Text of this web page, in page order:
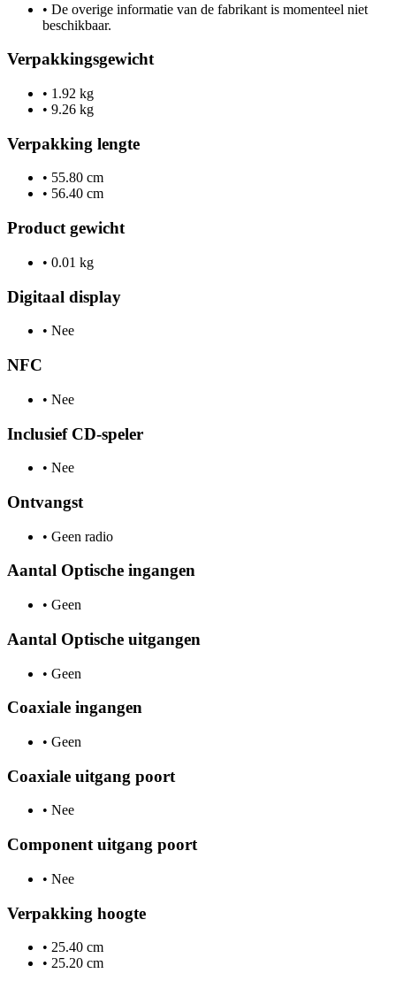
• De overige informatie van de fabrikant is momenteel niet
beschikbaar.
Verpakkingsgewicht
• 1.92 kg
• 9.26 kg
Verpakking lengte
• 55.80 cm
• 56.40 cm
Product gewicht
• 0.01 kg
Digitaal display
• Nee
NFC
• Nee
Inclusief CD-speler
• Nee
Ontvangst
• Geen radio
Aantal Optische ingangen
• Geen
Aantal Optische uitgangen
• Geen
Coaxiale ingangen
• Geen
Coaxiale uitgang poort
• Nee
Component uitgang poort
• Nee
Verpakking hoogte
• 25.40 cm
• 25.20 cm